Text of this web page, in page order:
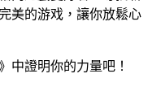
美的游戏，讓你放鬆心
中證明你的力量吧！